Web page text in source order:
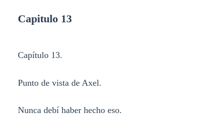
Capitulo 13
Capítulo 13.
Punto de vista de Axel.
Nunca debí haber hecho eso.